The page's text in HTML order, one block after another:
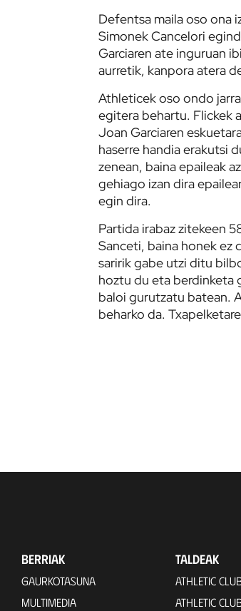
Defentsa maila oso ona
Simonek Cancelori
Garciaren ate inguruan
aurretik, kanpora atera
Athleticek oso ondo
egitera behartu. Flickek
Joan Garciaren
haserre handia erakutsi
zenean, baina epaileak
gehiago izan dira
egin dira.
Partida irabaz zitekeen
Sanceti, baina honek ez
saririk gabe utzi ditu
hoztu du eta berdinketa
baloi gurutzatu batean.
beharko da.
BERRIAK
GAURKOTASUNA
MULTIMEDIA
TALDEAK
ATHLETIC
ATHLETIC